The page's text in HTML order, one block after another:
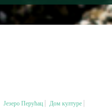
Језеро Перућац
Дом културе